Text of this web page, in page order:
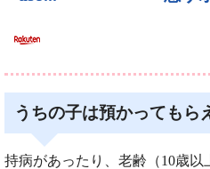
うちの子は預かってもら
持病があったり、老齢（10歳